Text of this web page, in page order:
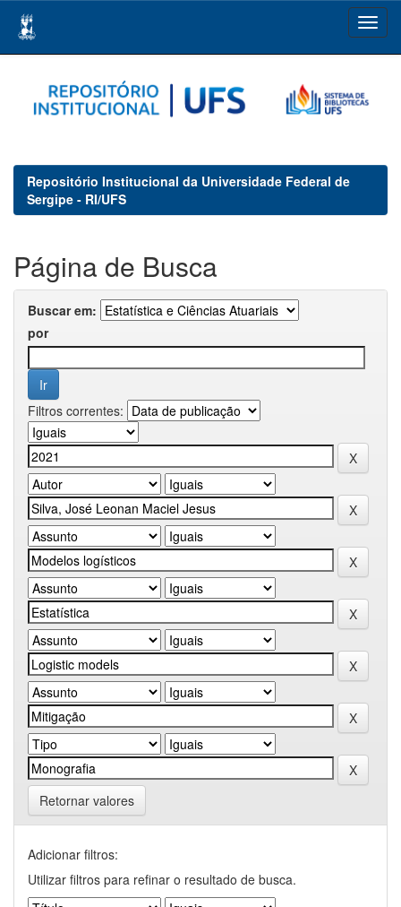
navigation
Repositório Institucional da Universidade Federal de
Sergipe - RI/UFS
Página de Busca
Buscar em:
por
Filtros correntes:
Retornar valores
Adicionar filtros:
Utilizar filtros para refinar o resultado de busca.